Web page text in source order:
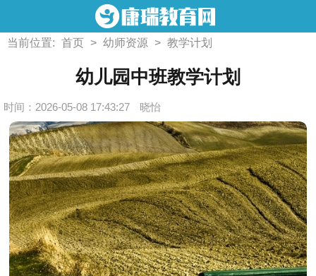
当前位置: 首页 > 幼师资源 > 教学计划
幼儿园中班教学计划
时间：2026-05-08 17:43:27 晓怡